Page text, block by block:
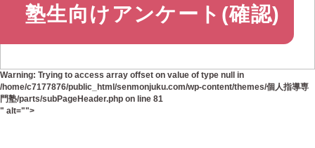
Warning: Trying to access array offset on value of type null in
/home/c7177876/public_html/senmonjuku.com/wp-content/themes/個人指導専
門塾/parts/subPageHeader.php on line 81
" alt="">
塾生向けアンケート(確認)